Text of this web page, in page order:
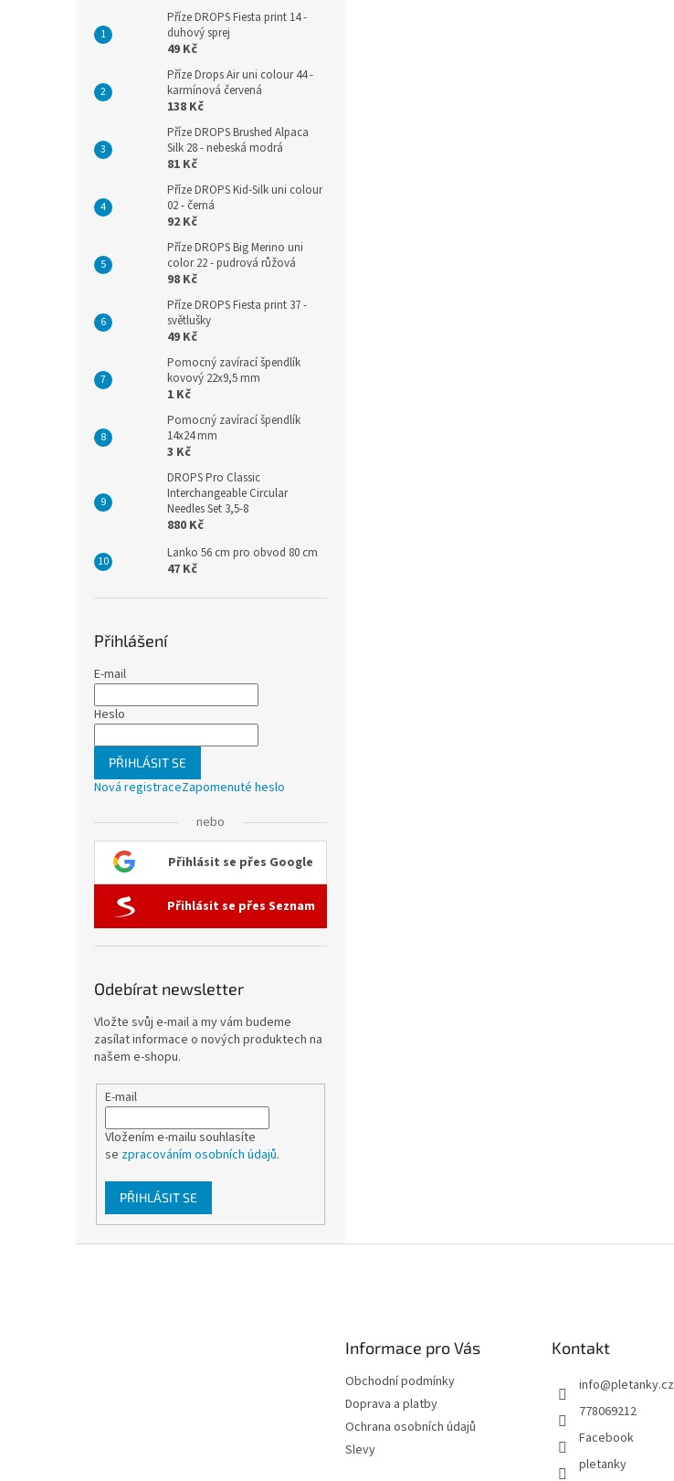
Příze DROPS Fiesta print 14 -
duhový sprej
49 Kč
Příze Drops Air uni colour 44 -
karmínová červená
138 Kč
Příze DROPS Brushed Alpaca
Silk 28 - nebeská modrá
81 Kč
Příze DROPS Kid-Silk uni colour
02 - černá
92 Kč
Příze DROPS Big Merino uni
color 22 - pudrová růžová
98 Kč
Příze DROPS Fiesta print 37 -
světlušky
49 Kč
Pomocný zavírací špendlík
kovový 22x9,5 mm
1 Kč
Pomocný zavírací špendlík
14x24 mm
3 Kč
DROPS Pro Classic
Interchangeable Circular
Needles Set 3,5-8
880 Kč
Lanko 56 cm pro obvod 80 cm
47 Kč
Přihlášení
E-mail
Heslo
PŘIHLÁSIT SE
Nová registraceZapomenuté heslo
nebo
Přihlásit se přes Google
Přihlásit se přes Seznam
Odebírat newsletter
Vložte svůj e-mail a my vám budeme
zasílat informace o nových produktech na
našem e-shopu.
E-mail
Vložením e-mailu souhlasíte
se zpracováním osobních údajů.
PŘIHLÁSIT SE
Informace pro Vás
Obchodní podmínky
Doprava a platby
Ochrana osobních údajů
Slevy
Kontakt
info@pletanky.cz
778069212
Facebook
pletanky